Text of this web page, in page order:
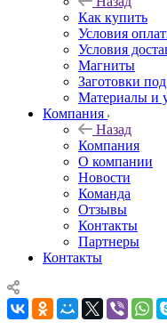
Как купить
Условия
Условия
Магниты
Заготовки
Материалы и
Компания
Назад
Компания
О компании
Новости
Команда
Отзывы
Контакты
Партнеры
Контакты